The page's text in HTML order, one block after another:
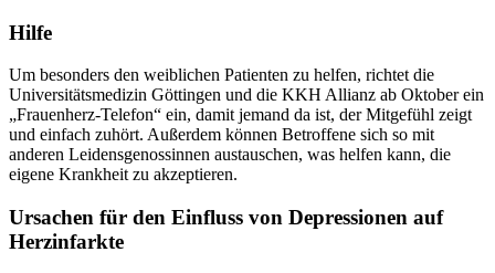
Hilfe
Um besonders den weiblichen Patienten zu helfen, richtet die
Universitätsmedizin Göttingen und die KKH Allianz ab Oktober ein
„Frauenherz-Telefon“ ein, damit jemand da ist, der Mitgefühl zeigt
und einfach zuhört. Außerdem können Betroffene sich so mit
anderen Leidensgenossinnen austauschen, was helfen kann, die
eigene Krankheit zu akzeptieren.
Ursachen für den Einfluss von Depressionen auf
Herzinfarkte